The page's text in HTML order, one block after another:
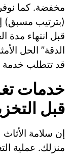
مخفضة. كما
(بترتيب مسبق)
قبل انتهاء مدة
الدقة” الحل
قد تتطلب خدمة
خدمات
قبل
إن سلامة الأثاث
منزلك. عملية